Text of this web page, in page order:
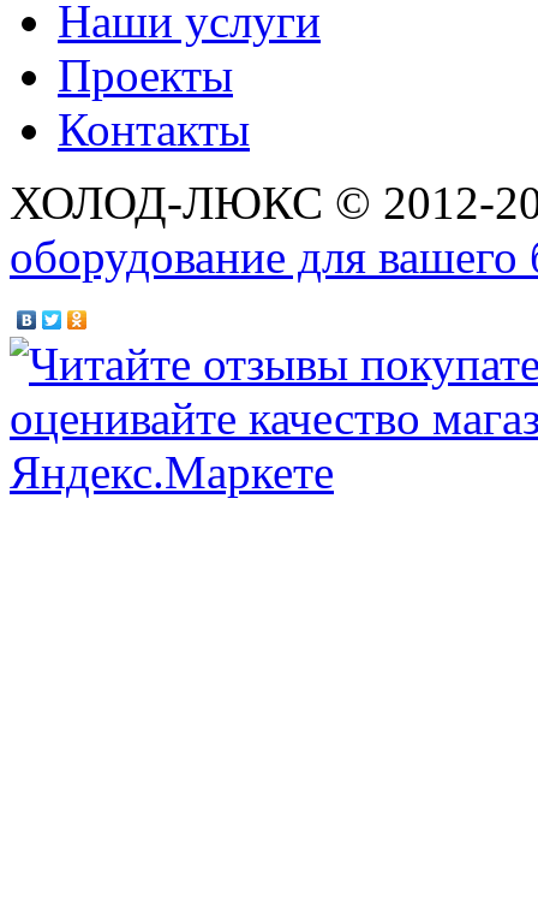
Наши услуги
Проекты
Контакты
ХОЛОД-ЛЮКС © 2012-
оборудование для вашего